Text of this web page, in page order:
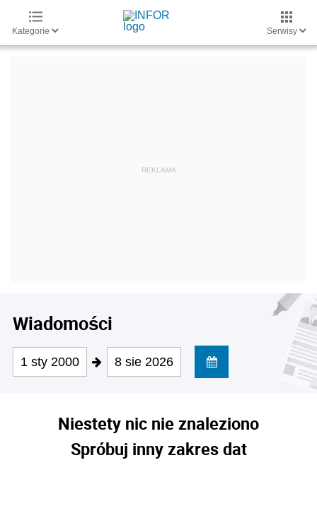
Kategorie Serwisy
Wiadomości
1 sty 2000 8 sie 2026
Niestety nic nie znaleziono
Spróbuj inny zakres dat